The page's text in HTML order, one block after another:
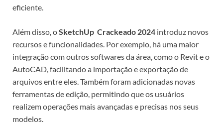
eficiente.
Além disso, oSketchUp Crackeado 2024 introduz novos
recursos e funcionalidades. Por exemplo, há uma maior
integração com outros softwares da área, como o Revit e o
AutoCAD, facilitando a importação e exportação de
arquivos entre eles. Também foram adicionadas novas
ferramentas de edição, permitindo que os usuários
realizem operações mais avançadas e precisas nos seus
modelos.